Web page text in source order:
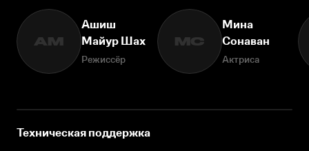
АМ
Ашиш
Майур Шах
Режиссёр
МС
Мина
Сонаван
Актриса
Техническая поддержка